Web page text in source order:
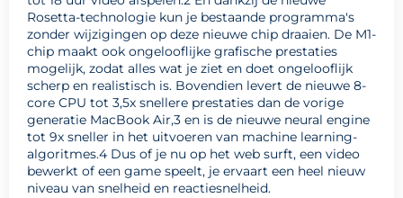
Rosetta-technologie kun je bestaande programma's
zonder wijzigingen op deze nieuwe chip draaien. De M1-
chip maakt ook ongelooflijke grafische prestaties
mogelijk, zodat alles wat je ziet en doet ongelooflijk
scherp en realistisch is. Bovendien levert de nieuwe 8-
core CPU tot 3,5x snellere prestaties dan de vorige
generatie MacBook Air,3 en is de nieuwe neural engine
tot 9x sneller in het uitvoeren van machine learning-
algoritmes.4 Dus of je nu op het web surft, een video
bewerkt of een game speelt, je ervaart een heel nieuw
niveau van snelheid en reactiesnelheid.